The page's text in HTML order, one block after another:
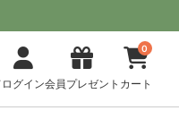
ログイン会員プレゼント
0
カート